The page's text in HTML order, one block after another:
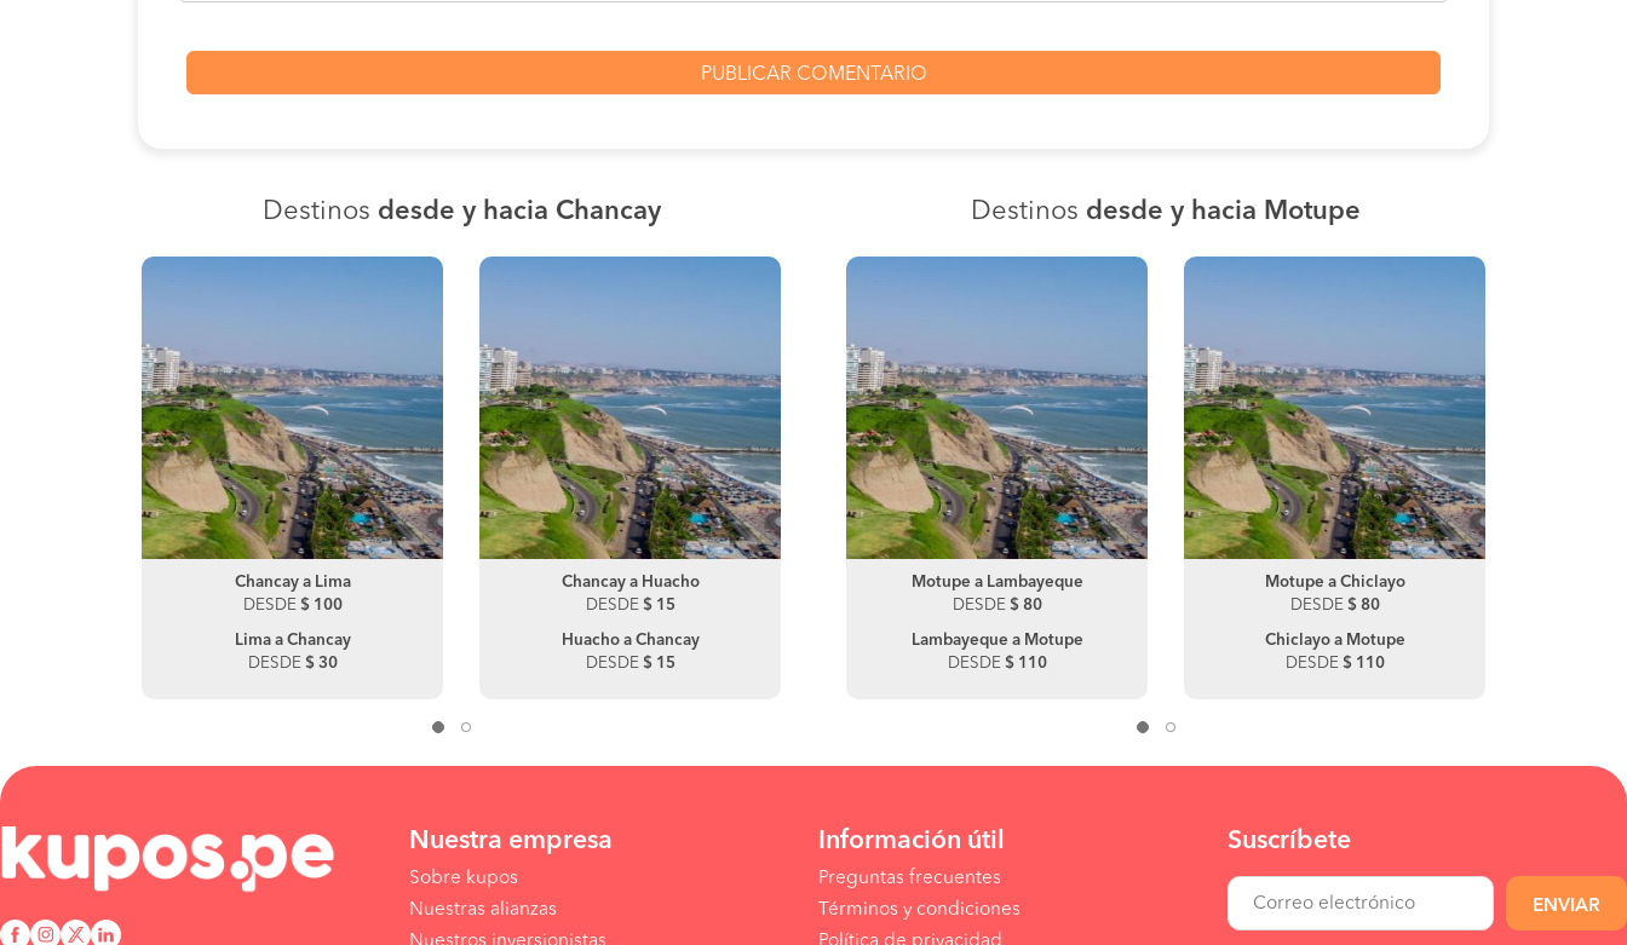
Destinos desde y hacia Chancay
Chancay a Lima
DESDE $ 100
Lima a Chancay
DESDE $ 30
Chancay a Huacho
DESDE $ 15
Huacho a Chancay
DESDE $ 15
Chancay a Supe
DESDE$ 15
Chancay a Lima
DESDE$ 100
Lima a Chancay
DESDE $ 30
Destinos desde y hacia Motupe
Motupe a Chiclayo
DESDE$ 80
Chiclayo a Motupe
DESDE$ 110
Motupe a Olmos
DESDE$ 80
Olmos a Motupe
DESDE$ 80
Motupe a Lambayeque
DESDE $ 80
Lambayeque a Motupe
DESDE $ 110
Motupe a Chiclayo
DESDE $ 80
Chiclayo a Motupe
DESDE $ 110
Nuestra empresa
Sobre kupos
Nuestras alianzas
Información útil
Preguntas frecuentes
Términos y condiciones
Suscríbete
ENVIAR